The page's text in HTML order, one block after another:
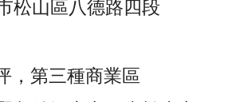
松山區八德路四段
，第三種商業區